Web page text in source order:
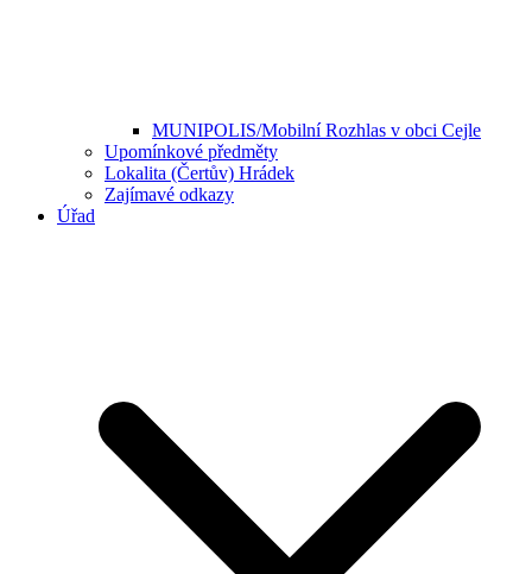
MUNIPOLIS/Mobilní Rozhlas v obci Cejle
Upomínkové předměty
Lokalita (Čertův) Hrádek
Zajímavé odkazy
Úřad